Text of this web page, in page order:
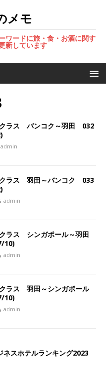
メモ
ワードに旅・食・お酒に関す
新しています
クラス バンコク～羽田 032
admin
クラス 羽田～バンコク 033
admin
ラス シンガポール～羽田
10)
admin
ラス 羽田～シンガポール
10)
admin
ネスホテルランキング2023